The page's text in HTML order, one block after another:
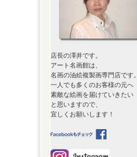
店長の澤井です。
アート名画館は、
名画の油絵複製画専門店です。
一人でも多くのお客様の元へ
素敵な絵画を届けていきたい
と思いますので、
宜しくお願いします！